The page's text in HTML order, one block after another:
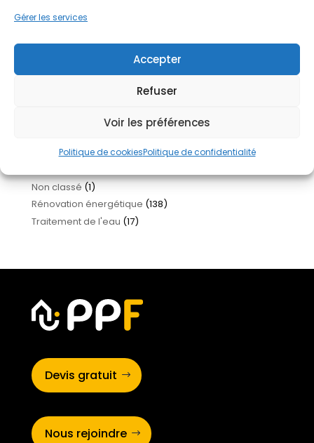
Gérer les services
Accepter
Refuser
Voir les préférences
Politique de cookiesPolitique de confidentialité
juin 2026
Aides rénovation 2026 : le guide complet pour tout
Thèmes du blog
Amélioration de l'habitat(161)
Non classé (1)
Rénovation énergétique (138)
Traitement de l'eau (17)
Devis gratuit
Nous rejoindre